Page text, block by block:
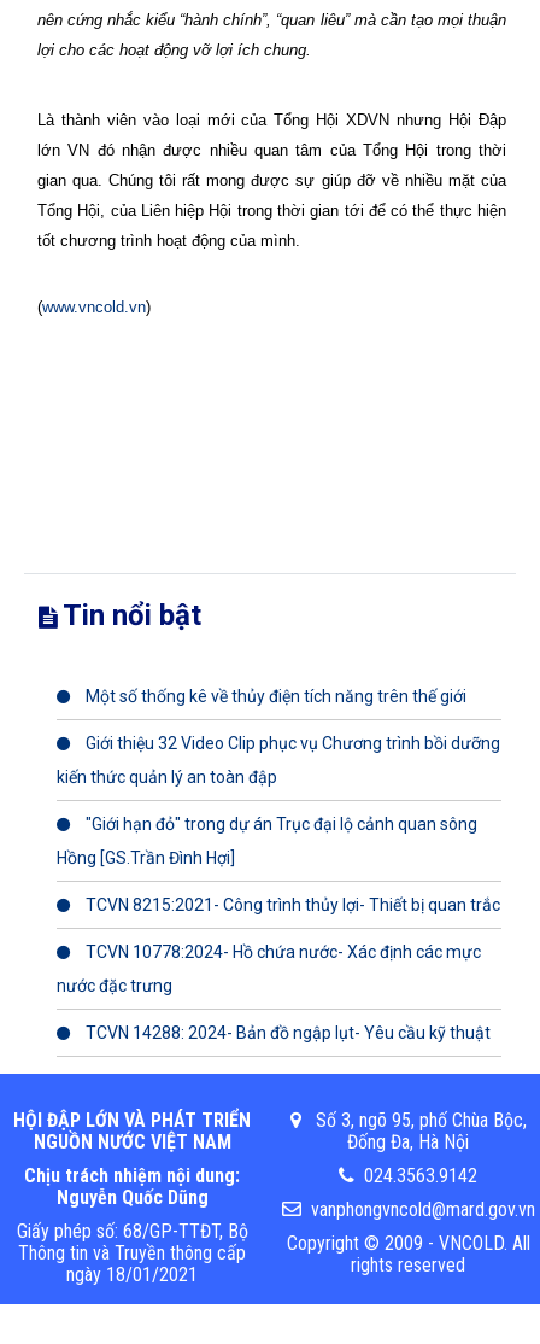
nên cứng nhắc kiểu “hành chính”, “quan liêu” mà cần tạo mọi thuận
lợi cho các hoạt động vỡ lợi ích chung.
Là thành viên vào loại mới của Tổng Hội XDVN nhưng Hội Đập
lớn VN đó nhận được nhiều quan tâm của Tổng Hội trong thời
gian qua. Chúng tôi rất mong được sự giúp đỡ về nhiều mặt của
Tổng Hội, của Liên hiệp Hội trong thời gian tới để có thể thực hiện
tốt chương trình hoạt động của mình.
(www.vncold.vn)
Tin nổi bật
Một số thống kê về thủy điện tích năng trên thế giới
Giới thiệu 32 Video Clip phục vụ Chương trình bồi dưỡng
kiến thức quản lý an toàn đập
"Giới hạn đỏ" trong dự án Trục đại lộ cảnh quan sông
Hồng [GS.Trần Đình Hợi]
TCVN 8215:2021- Công trình thủy lợi- Thiết bị quan trắc
TCVN 10778:2024- Hồ chứa nước- Xác định các mực
nước đặc trưng
TCVN 14288: 2024- Bản đồ ngập lụt- Yêu cầu kỹ thuật
HỘI ĐẬP LỚN VÀ PHÁT TRIỂN
NGUỒN NƯỚC VIỆT NAM
Chịu trách nhiệm nội dung:
Nguyễn Quốc Dũng
Giấy phép số: 68/GP-TTĐT, Bộ
Thông tin và Truyền thông cấp
ngày 18/01/2021
Số 3, ngõ 95, phố Chùa Bộc,
Đống Đa, Hà Nội
024.3563.9142
vanphongvncold@mard.gov.vn
Copyright © 2009 - VNCOLD. All
rights reserved